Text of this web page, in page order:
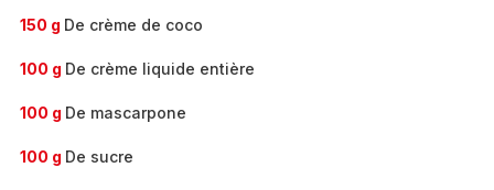
150 g De crème de coco
100 g De crème liquide entière
100 g De mascarpone
100 g De sucre